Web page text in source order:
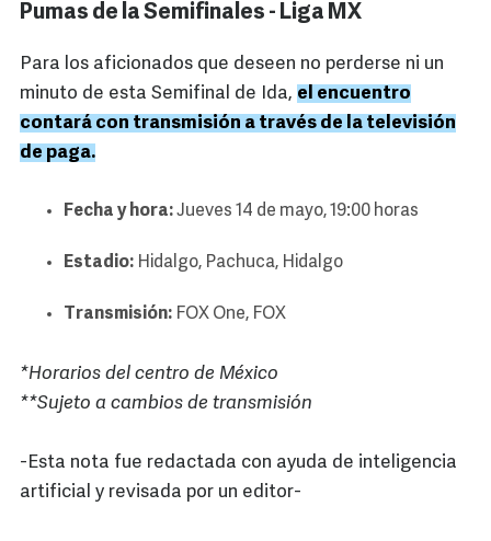
Pumas de la Semifinales - Liga MX
Para los aficionados que deseen no perderse ni un
minuto de esta Semifinal de Ida, el encuentro
contará con transmisión a través de la televisión
de paga.
Fecha y hora:Jueves 14 de mayo, 19:00 horas
Estadio: Hidalgo, Pachuca, Hidalgo
Transmisión: FOX One, FOX
*Horarios del centro de México
**Sujeto a cambios de transmisión
-Esta nota fue redactada con ayuda de inteligencia
artificial y revisada por un editor-